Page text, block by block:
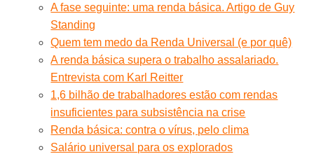
A fase seguinte: uma renda básica. Artigo de Guy
Standing
Quem tem medo da Renda Universal (e por quê)
A renda básica supera o trabalho assalariado.
Entrevista com Karl Reitter
1,6 bilhão de trabalhadores estão com rendas
insuficientes para subsistência na crise
Renda básica: contra o vírus, pelo clima
Salário universal para os explorados